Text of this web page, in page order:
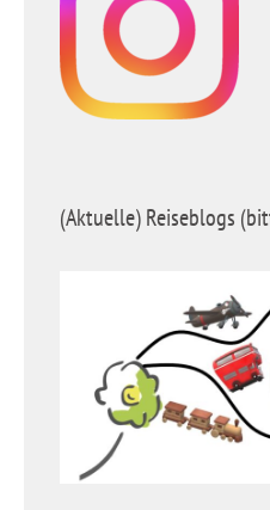
(Aktuelle) Reiseblogs